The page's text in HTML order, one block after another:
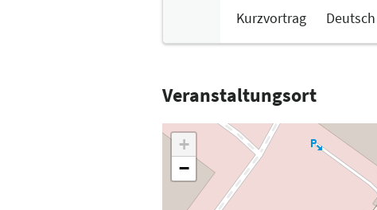
Kurzvortrag
Deutsch
Veranstaltungsort
+
−